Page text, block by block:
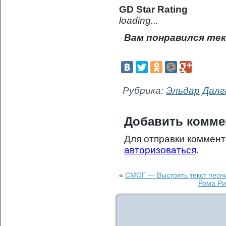
GD Star Rating
loading...
Вам понравился
Рубрика: Эльдар
Добавить
Для отправки
авторизоваться.
« СМОГ — Выстоять текст
Рома